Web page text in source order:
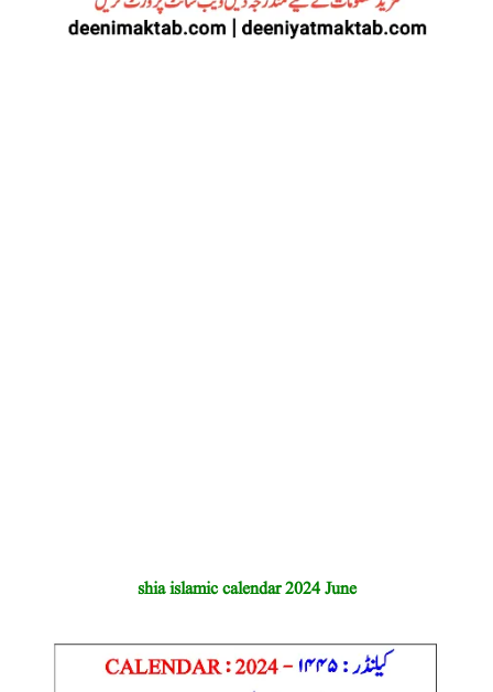
shia islamic calendar 2024 June